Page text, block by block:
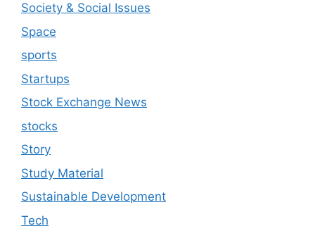
Society & Social Issues
Space
sports
Startups
Stock Exchange News
stocks
Story
Study Material
Sustainable Development
Tech